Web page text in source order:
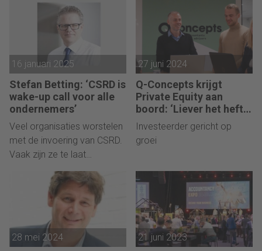
16 januari 2025
Stefan Betting: ‘CSRD is
wake-up call voor alle
ondernemers’
Veel organisaties worstelen
met de invoering van CSRD.
Vaak zijn ze te laat
27 juni 2024
Q-Concepts krijgt
Private Equity aan
boord: ‘Liever het heft
in eigen hand dan prooi
worden’
Investeerder gericht op
groei
28 mei 2024 21 juni 2023